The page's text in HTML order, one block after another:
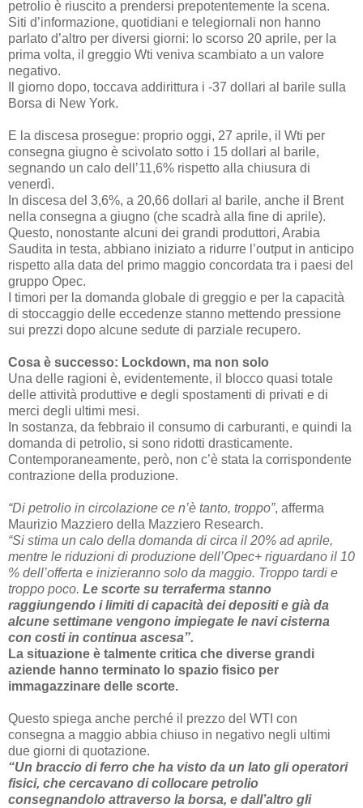
petrolio è riuscito a prendersi prepotentemente la scena.
Siti d’informazione, quotidiani e telegiornali non hanno
parlato d’altro per diversi giorni: lo scorso 20 aprile, per la
prima volta, il greggio Wti veniva scambiato a un valore
negativo.
Il giorno dopo, toccava addirittura i -37 dollari al barile sulla
Borsa di New York.
E la discesa prosegue: proprio oggi, 27 aprile, il Wti per
consegna giugno è scivolato sotto i 15 dollari al barile,
segnando un calo dell’11,6% rispetto alla chiusura di
venerdì.
In discesa del 3,6%, a 20,66 dollari al barile, anche il Brent
nella consegna a giugno (che scadrà alla fine di aprile).
Questo, nonostante alcuni dei grandi produttori, Arabia
Saudita in testa, abbiano iniziato a ridurre l’output in anticipo
rispetto alla data del primo maggio concordata tra i paesi del
gruppo Opec.
I timori per la domanda globale di greggio e per la capacità
di stoccaggio delle eccedenze stanno mettendo pressione
sui prezzi dopo alcune sedute di parziale recupero.
Cosa è successo: Lockdown, ma non solo
Una delle ragioni è, evidentemente, il blocco quasi totale
delle attività produttive e degli spostamenti di privati e di
merci degli ultimi mesi.
In sostanza, da febbraio il consumo di carburanti, e quindi la
domanda di petrolio, si sono ridotti drasticamente.
Contemporaneamente, però, non c’è stata la corrispondente
contrazione della produzione.
“Di petrolio in circolazione ce n’è tanto, troppo”, afferma
Maurizio Mazziero della Mazziero Research.
“Si stima un calo della domanda di circa il 20% ad aprile,
mentre le riduzioni di produzione dell’Opec+ riguardano il 10
% dell’offerta e inizieranno solo da maggio. Troppo tardi e
troppo poco. Le scorte su terraferma stanno
raggiungendo i limiti di capacità dei depositi e già da
alcune settimane vengono impiegate le navi cisterna
con costi in continua ascesa”.
La situazione è talmente critica che diverse grandi
aziende hanno terminato lo spazio fisico per
immagazzinare delle scorte.
Questo spiega anche perché il prezzo del WTI con
consegna a maggio abbia chiuso in negativo negli ultimi
due giorni di quotazione.
“Un braccio di ferro che ha visto da un lato gli operatori
fisici, che cercavano di collocare petrolio
consegnandolo attraverso la borsa, e dall’altro gli